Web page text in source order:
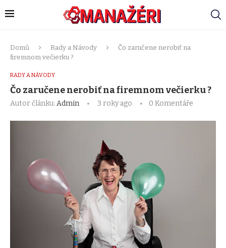
Domů Rady a Návody
Čo zaručene nerobiť na
firemnom večierku ?
RADY A NÁVODY
Čo zaručene nerobiť na firemnom večierku ?
Autor článku: Admin 3 roky ago 0 Komentáře